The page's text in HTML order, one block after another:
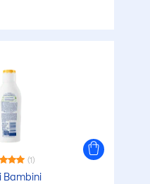
(1)
Bambini